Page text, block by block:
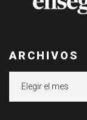
ARCHIVOS